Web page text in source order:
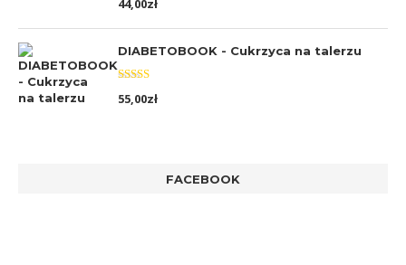
5.00na 5
44,00zł
DIABETOBOOK - Cukrzyca na talerzu
Oceniono
5.00na 5
55,00zł
FACEBOOK